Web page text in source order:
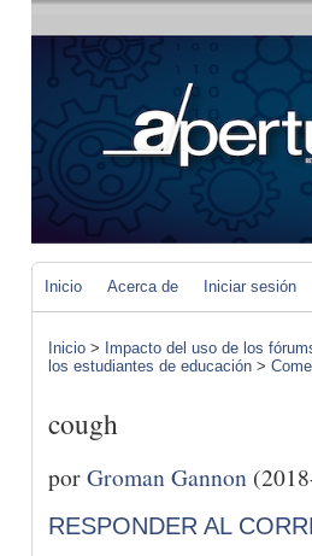
Inicio Acerca de Iniciar sesión
Inicio > Impacto del uso de los
los estudiantes de educación >
cough
porGroman Gannon
RESPONDER AL